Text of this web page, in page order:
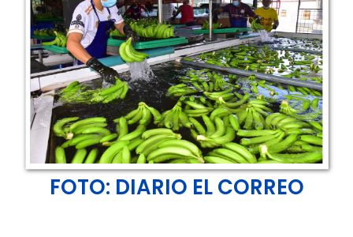
FOTO: DIARIO EL CORREO